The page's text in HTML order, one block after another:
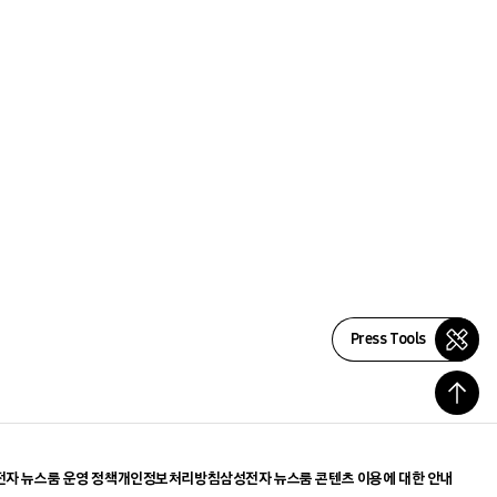
Press Tools
자 뉴스룸 운영 정책개인정보처리방침삼성전자 뉴스룸 콘텐츠 이용에 대한 안내